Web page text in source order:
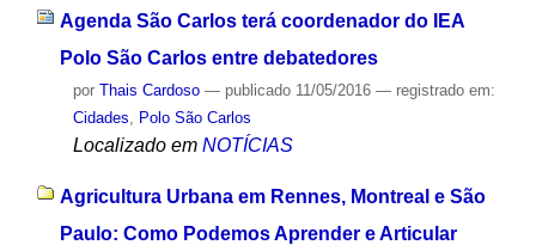
Agenda São Carlos terá coordenador do IEA
Polo São Carlos entre debatedores
por Thais Cardoso — publicado11/05/2016 — registrado em:
Cidades
Polo São Carlos
Localizado em NOTÍCIAS
Agricultura Urbana em Rennes, Montreal e São
Paulo: Como Podemos Aprender e Articular